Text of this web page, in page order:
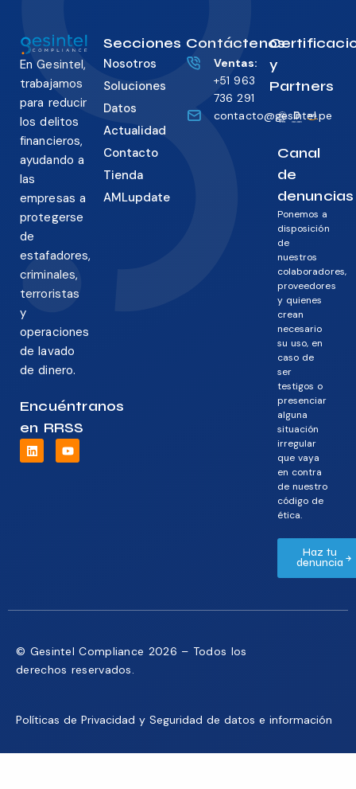
En Gesintel,
trabajamos
para reducir
los delitos
financieros,
ayudando a
las
empresas a
protegerse
de
estafadores,
criminales,
terroristas
y
operaciones
de lavado
de dinero.
Encuéntranos
en RRSS
Secciones
Nosotros
Soluciones
Datos
Actualidad
Contacto
Tienda
AMLupdate
Contáctenos
Ventas:
+51 963
736 291
contacto@gesintel.pe
y
Partners
Canal
de
denuncias
Ponemos a
disposición
de
nuestros
colaboradores,
proveedores
y quienes
crean
necesario
su uso, en
caso de
ser
testigos o
presenciar
alguna
situación
irregular
que vaya
en contra
de nuestro
código de
ética.
Haz tu
denuncia
© Gesintel Compliance 2026 – Todos los
derechos reservados.
Políticas de Privacidad y Seguridad de datos e información